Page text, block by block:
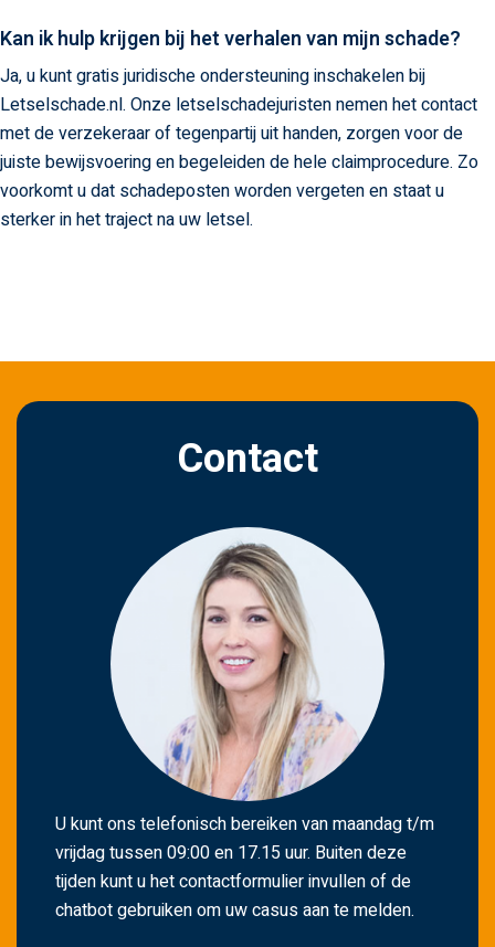
Kan ik hulp krijgen bij het verhalen van mijn schade?
Ja, u kunt gratis juridische ondersteuning inschakelen bij
Letselschade.nl. Onze letselschadejuristen nemen het contact
met de verzekeraar of tegenpartij uit handen, zorgen voor de
juiste bewijsvoering en begeleiden de hele claimprocedure. Zo
voorkomt u dat schadeposten worden vergeten en staat u
sterker in het traject na uw letsel.
Contact
U kunt ons telefonisch bereiken van maandag t/m
vrijdag tussen 09:00 en 17.15 uur. Buiten deze
tijden kunt u het contactformulier invullen of de
chatbot gebruiken om uw casus aan te melden.